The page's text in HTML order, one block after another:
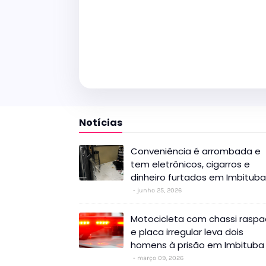
Notícias
Conveniência é arrombada e
tem eletrônicos, cigarros e
dinheiro furtados em Imbituba
junho 25, 2026
Motocicleta com chassi
e placa irregular leva dois
homens à prisão em Imbituba
março 09, 2026